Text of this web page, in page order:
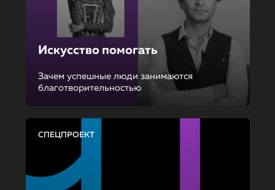
Искусство помогать
Зачем успешные люди занимаются
благотворительностью
СПЕЦПРОЕКТ